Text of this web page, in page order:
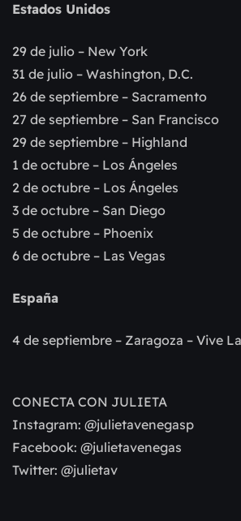
Estados Unidos
29 de julio – New York
31 de julio – Washington, D.C.
26 de septiembre – Sacramento
27 de septiembre – San Francisco
29 de septiembre – Highland
1 de octubre – Los Ángeles
2 de octubre – Los Ángeles
3 de octubre – San Diego
5 de octubre – Phoenix
6 de octubre – Las Vegas
España
4 de septiembre – Zaragoza – Vive
CONECTA CON JULIETA
Instagram: @julietavenegasp
Facebook: @julietavenegas
Twitter: @julietav